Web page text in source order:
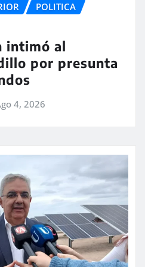
POLITICA
intimó al
por presunta
4, 2026